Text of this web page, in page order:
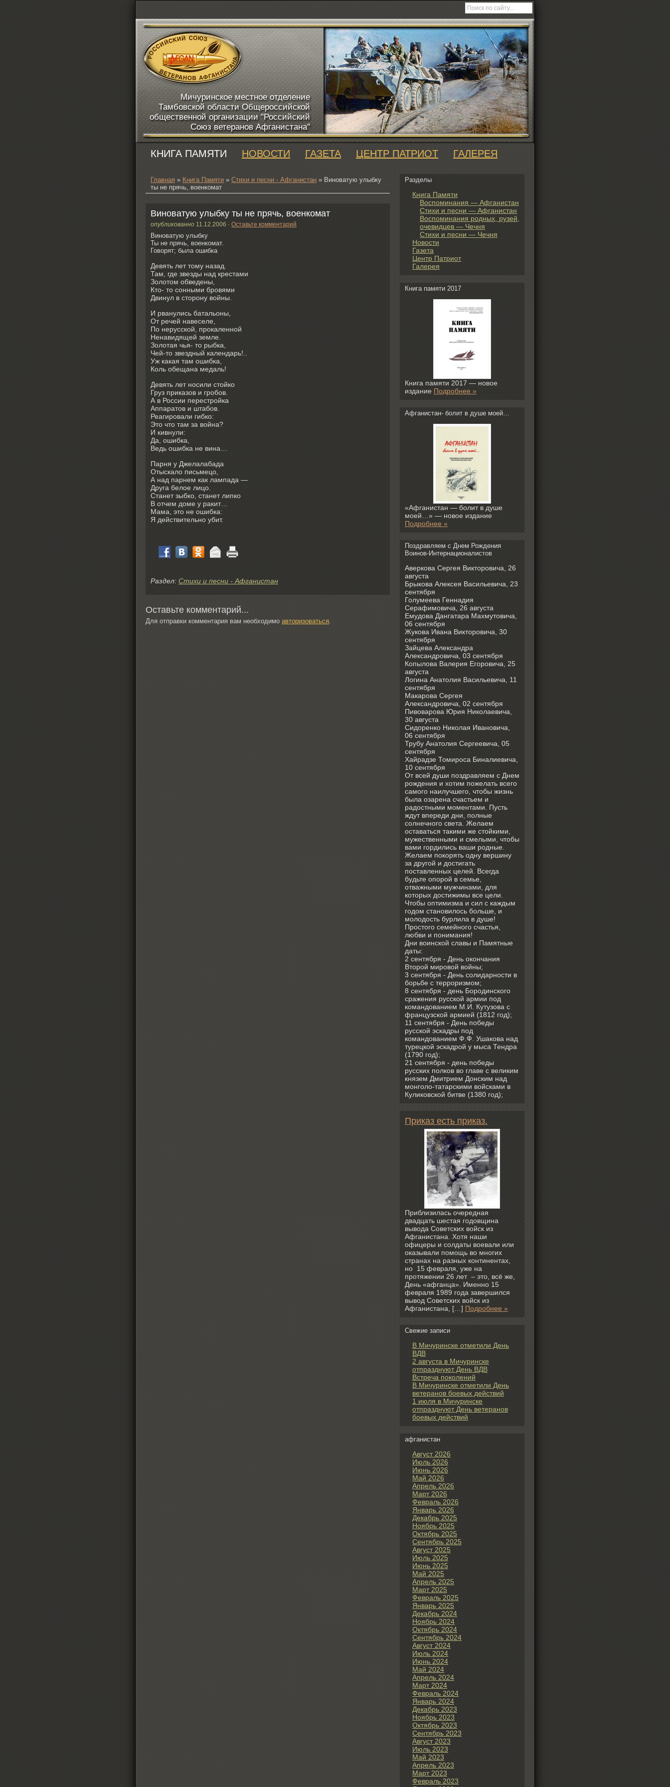
Мичуринское местное отделение
Тамбовской области Общероссийской
общественной организации "Российский
Союз ветеранов Афганистана"
КНИГА ПАМЯТИ НОВОСТИ ГАЗЕТА ЦЕНТР ПАТРИОТ ГАЛЕРЕЯ
Главная » Книга Памяти » Стихи и песни - Афганистан » Виноватую улыбку
ты не прячь, военкомат
Виноватую улыбку ты не прячь, военкомат
опубликованно 11.12.2006 · Оставьте комментарий
Виноватую улыбку
Ты не прячь, военкомат.
Говорят; была ошибка
Девять лет тому назад.
Там, где звезды над крестами
Золотом обведены,
Кто- то сонными бровями
Двинул в сторону войны.
И рванулись батальоны,
От речей навеселе,
По нерусской, прокаленной
Ненавидящей земле.
Золотая чья- то рыбка,
Чей-то звездный календарь!..
Уж какая там ошибка,
Коль обещана медаль!
Девять лет носили стойко
Груз приказов и гробов.
А в России перестройка
Аппаратов и штабов.
Реагировали гибко:
Это что там за война?
И кивнули:
Да, ошибка,
Ведь ошибка не вина…
Парня у Джелалабада
Отыскало письмецо,
А над парнем как лампада —
Друга белое лицо.
Станет зыбко, станет липко
В отчем доме у ракит…
Мама, это не ошибка:
Я действительно убит.
Раздел: Стихи и песни - Афганистан
Оставьте комментарий...
Для отправки комментария вам необходимо авторизоваться.
Разделы
Книга Памяти
Воспоминания — Афганистан
Стихи и песни — Афганистан
Воспоминания родных, рузей,
очевидцев — Чечня
Стихи и песни — Чечня
Новости
Газета
Центр Патриот
Галерея
Книга памяти 2017
Книга памяти 2017 — новое
издание Подробнее »
Афганистан- болит в душе моей…
«Афганистан — болит в душе
моей…» — новое издание
Подробнее »
Поздравляем с Днем Рождения
Воинов-Интернационалистов
Аверкова Сергея Викторовича, 26
августа
Брыкова Алексея Васильевича, 23
сентября
Голумеева Геннадия
Серафимовича, 26 августа
Емудова Дангатара Махмутовича,
06 сентября
Жукова Ивана Викторовича, 30
сентября
Зайцева Александра
Александровича, 03 сентября
Копылова Валерия Егоровича, 25
августа
Логина Анатолия Васильевича, 11
сентября
Макарова Сергея
Александровича, 02 сентября
Пивоварова Юрия Николаевича,
30 августа
Сидоренко Николая Ивановича,
06 сентября
Трубу Анатолия Сергеевича, 05
сентября
Хайрадзе Томироса Биналиевича,
10 сентября
От всей души поздравляем с Днем
рождения и хотим пожелать всего
самого наилучшего, чтобы жизнь
была озарена счастьем и
радостными моментами. Пусть
ждут впереди дни, полные
солнечного света. Желаем
оставаться такими же стойкими,
мужественными и смелыми, чтобы
вами гордились ваши родные.
Желаем покорять одну вершину
за другой и достигать
поставленных целей. Всегда
будьте опорой в семье,
отважными мужчинами, для
которых достижимы все цели.
Чтобы оптимизма и сил с каждым
годом становилось больше, и
молодость бурлила в душе!
Простого семейного счастья,
любви и понимания!
Дни воинской славы и Памятные
даты:
2 сентября - День окончания
Второй мировой войны;
3 сентября - День солидарности в
борьбе с терроризмом;
8 сентября - день Бородинского
сражения русской армии под
командованием М.И. Кутузова с
французской армией (1812 год);
11 сентября - День победы
русской эскадры под
командованием Ф.Ф. Ушакова над
турецкой эскадрой у мыса Тендра
(1790 год);
21 сентября - день победы
русских полков во главе с великим
князем Дмитрием Донским над
монголо-татарскими войсками в
Куликовской битве (1380 год);
Приказ есть приказ.
Приблизилась очередная
двадцать шестая годовщина
вывода Советских войск из
Афганистана. Хотя наши
офицеры и солдаты воевали или
оказывали помощь во многих
странах на разных континентах,
но 15 февраля, уже на
протяжении 26 лет – это, всё же,
День «афганца». Именно 15
февраля 1989 года завершился
вывод Советских войск из
Афганистана, […] Подробнее »
Свежие записи
В Мичуринске отметили День
ВДВ
2 августа в Мичуринске
отпразднуют День ВДВ
Встреча поколений
В Мичуринске отметили День
ветеранов боевых действий
1 июля в Мичуринске
отпразднуют День ветеранов
боевых действий
афганистан
Август 2026
Июль 2026
Июнь 2026
Май 2026
Апрель 2026
Март 2026
Февраль 2026
Январь 2026
Декабрь 2025
Ноябрь 2025
Октябрь 2025
Сентябрь 2025
Август 2025
Июль 2025
Июнь 2025
Май 2025
Апрель 2025
Март 2025
Февраль 2025
Январь 2025
Декабрь 2024
Ноябрь 2024
Октябрь 2024
Сентябрь 2024
Август 2024
Июль 2024
Июнь 2024
Май 2024
Апрель 2024
Март 2024
Февраль 2024
Январь 2024
Декабрь 2023
Ноябрь 2023
Октябрь 2023
Сентябрь 2023
Август 2023
Июль 2023
Май 2023
Апрель 2023
Март 2023
Февраль 2023